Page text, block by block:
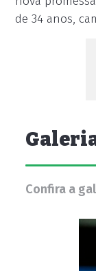
de 34 anos,
Confira a